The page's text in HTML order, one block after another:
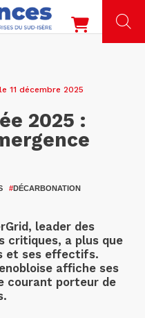
11 décembre 2025
2025 :
#DÉCARBONATION
leader des
critiques, a plus que
et ses effectifs.
affiche ses
courant porteur de